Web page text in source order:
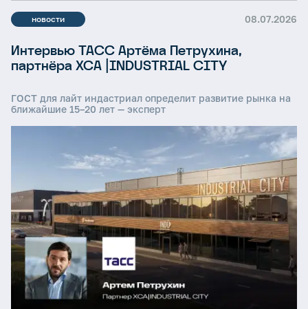
новости 08.07.2026
Интервью ТАСС Артёма Петрухина,
партнёра ХСА |INDUSTRIAL CITY
ГОСТ для лайт индастриал определит развитие рынка на
ближайшие 15–20 лет — эксперт